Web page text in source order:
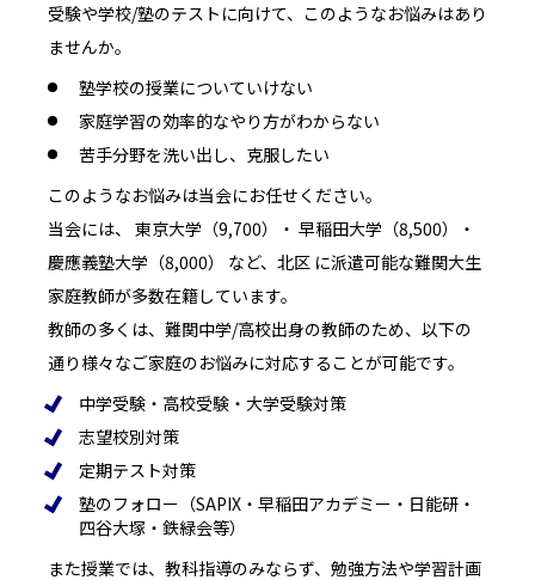
受験や学校/塾のテストに向けて、このようなお悩みはあり
ませんか。
塾学校の授業についていけない
家庭学習の効率的なやり方がわからない
苦手分野を洗い出し、克服したい
このようなお悩みは当会にお任せください。
当会には、 東京大学（9,700）・ 早稲田大学（8,500）・
慶應義塾大学（8,000） など、北区 に派遣可能な難関大生
家庭教師が多数在籍しています。
教師の多くは、難関中学/高校出身の教師のため、以下の
通り様々なご家庭のお悩みに対応することが可能です。
中学受験・高校受験・大学受験対策
志望校別対策
定期テスト対策
塾のフォロー（SAPIX・早稲田アカデミー・日能研・
四谷大塚・鉄緑会等）
また授業では、教科指導のみならず、勉強方法や学習計画